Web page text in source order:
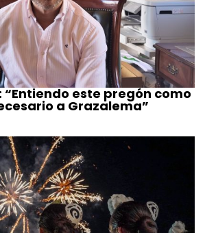
“Entiendo este pregón como
a Grazalema”